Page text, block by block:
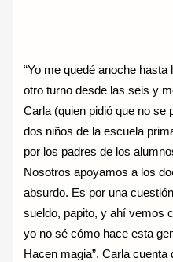
“Yo me quedé anoche
otro turno desde las seis y
Carla (quien pidió que no se
dos niños de la escuela
por los padres de los
Nosotros apoyamos a los
absurdo. Es por una
sueldo, papito, y ahí vemos
yo no sé cómo hace esta
Hacen magia”. Carla